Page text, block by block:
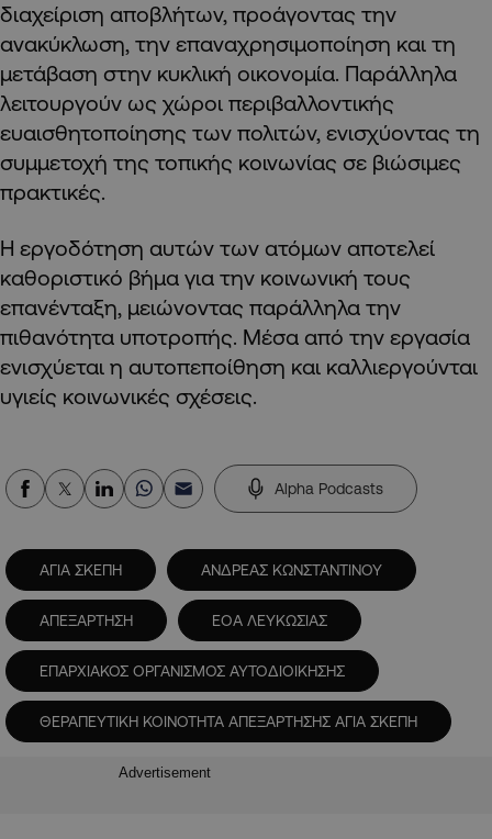
διαχείριση αποβλήτων, προάγοντας την
ανακύκλωση, την επαναχρησιμοποίηση και τη
μετάβαση στην κυκλική οικονομία. Παράλληλα
λειτουργούν ως χώροι περιβαλλοντικής
ευαισθητοποίησης των πολιτών, ενισχύοντας τη
συμμετοχή της τοπικής κοινωνίας σε βιώσιμες
πρακτικές.
Η εργοδότηση αυτών των ατόμων αποτελεί
καθοριστικό βήμα για την κοινωνική τους
επανένταξη, μειώνοντας παράλληλα την
πιθανότητα υποτροπής. Μέσα από την εργασία
ενισχύεται η αυτοπεποίθηση και καλλιεργούνται
υγιείς κοινωνικές σχέσεις.
Alpha Podcasts
ΑΓΙΑ ΣΚΕΠΗ ΑΝΔΡΕΑΣ ΚΩΝΣΤΑΝΤΙΝΟΥ
ΑΠΕΞΑΡΤΗΣΗ ΕΟΑ ΛΕΥΚΩΣΙΑΣ
ΕΠΑΡΧΙΑΚΟΣ ΟΡΓΑΝΙΣΜΟΣ ΑΥΤΟΔΙΟΙΚΗΣΗΣ
ΘΕΡΑΠΕΥΤΙΚΗ ΚΟΙΝΟΤΗΤΑ ΑΠΕΞΑΡΤΗΣΗΣ ΑΓΙΑ ΣΚΕΠΗ
Advertisement